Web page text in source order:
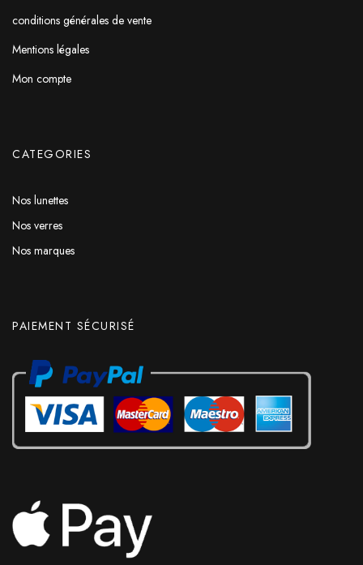
conditions générales de vente
Mentions légales
Mon compte
CATEGORIES
Nos lunettes
Nos verres
Nos marques
PAIEMENT SÉCURISÉ